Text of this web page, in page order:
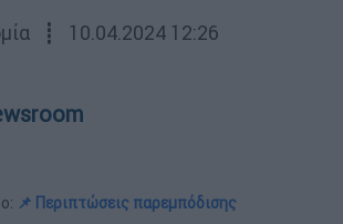
┋ 10.04.2024 12:26
📌 Περιπτώσεις παρεμπόδισης